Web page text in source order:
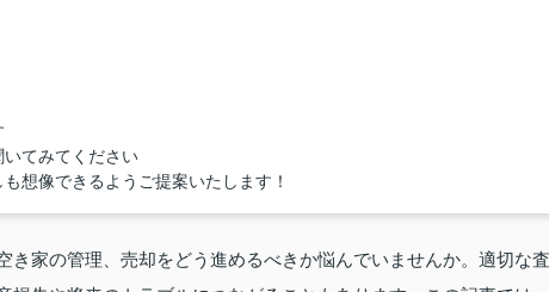
てみてください
想像できるようご提案いたします！
き家の管理、売却をどう進めるべきか悩んでいませんか。適切な査